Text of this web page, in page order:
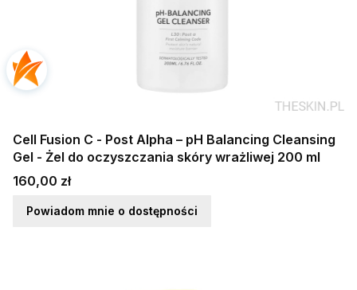
Cell Fusion C - Post Alpha – pH Balancing Cleansing
Gel - Żel do oczyszczania skóry wrażliwej 200 ml
Cena
160,00 zł
Powiadom mnie o dostępności